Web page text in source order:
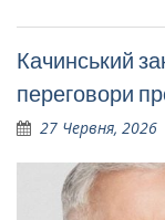
Качинський
переговори
27 Червня, 2026